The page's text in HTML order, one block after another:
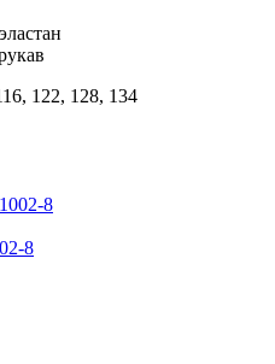
122, 128, 134
8